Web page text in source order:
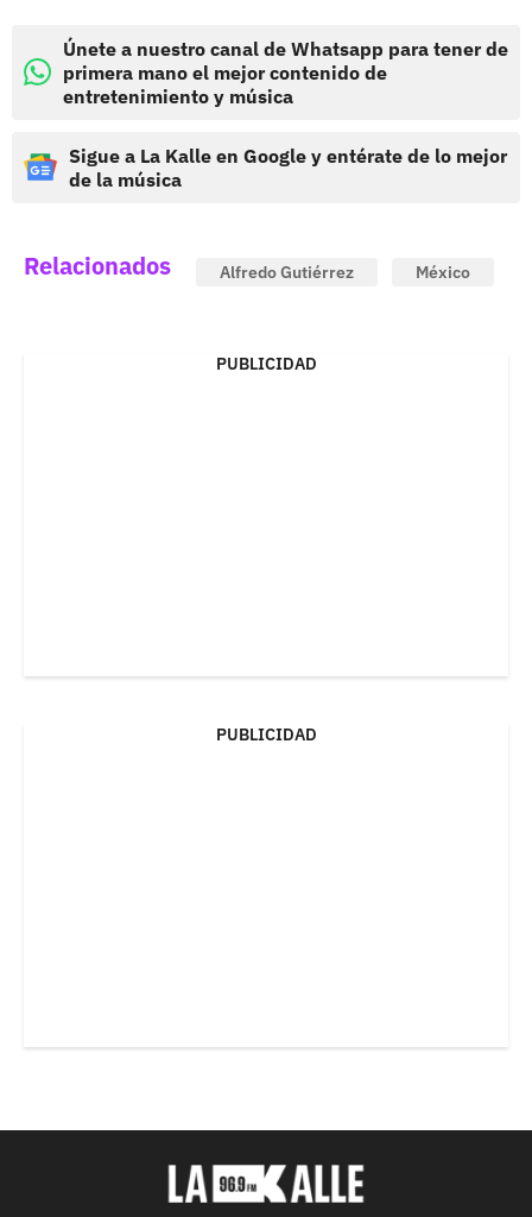
Únete a nuestro canal de Whatsapp para tener de
primera mano el mejor contenido de
entretenimiento y música
Sigue a La Kalle en Google y entérate de lo mejor
de la música
Relacionados Alfredo Gutiérrez México
PUBLICIDAD
PUBLICIDAD